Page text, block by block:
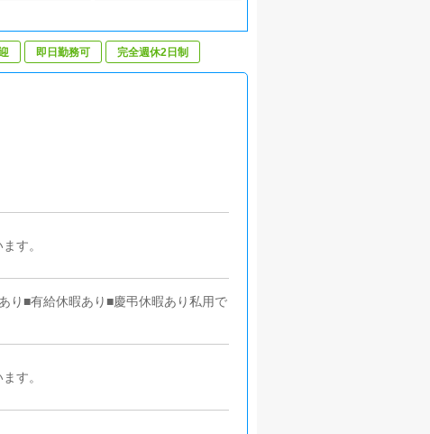
即日勤務可 完全週休2日制
す。
り■有給休暇あり■慶弔休暇あり私用で
す。